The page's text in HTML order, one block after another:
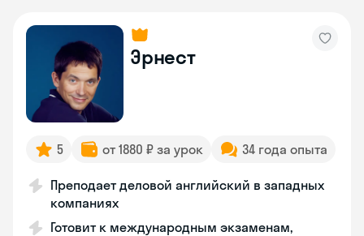
Эрнест
5 от 1880 ₽ за урок 34 года опыта
Преподает деловой английский в западных
компаниях
Готовит к международным экзаменам,